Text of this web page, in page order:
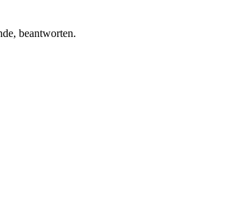
beantworten.